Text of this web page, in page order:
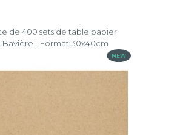
de 400 sets de table papier
Bavière - Format 30x40cm
NEW